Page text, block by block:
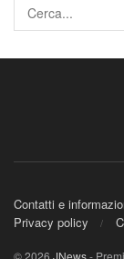
Contatti e
Privacy policy
© 2026 JNews-